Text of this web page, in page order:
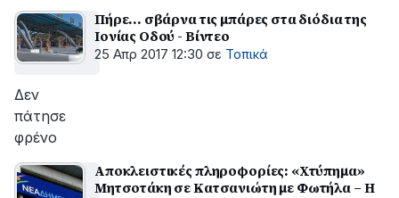
Πήρε... σβάρνα τις μπάρες στα διόδια της
Ιονίας Οδού - Βίντεο
25 Απρ 2017 12:30 σε Τοπικά
Δεν
πάτησε
φρένο
Αποκλειστικές πληροφορίες: «Χτύπημα»
Μητσοτάκη σε Κατσανιώτη με Φωτήλα – Η